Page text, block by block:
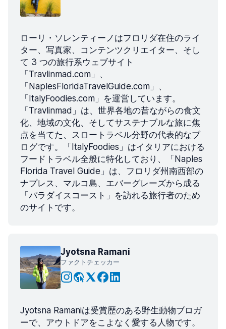
ローリ・ソレンティーノはフロリダ在住のライ
ター、写真家、コンテンツクリエイター、そし
て 3 つの旅行系ウェブサイト
「Travlinmad.com」、
「NaplesFloridaTravelGuide.com」、
「ItalyFoodies.com」を運営しています。
「Travlinmad」は、世界各地の昔ながらの食文
化、地域の文化、そしてサステナブルな旅に焦
点を当てた、スロートラベル分野の代表的なブ
ログです。「ItalyFoodies」はイタリアにおける
フードトラベル全般に特化しており、「Naples
Florida Travel Guide」は、フロリダ州南西部の
ナプレス、マルコ島、エバーグレーズから成る
「パラダイスコースト」を訪れる旅行者のため
のサイトです。
Jyotsna Ramani
ファクトチェッカー
Jyotsna Ramaniは受賞歴のある野生動物ブロガ
ーで、アウトドアをこよなく愛する人物です。